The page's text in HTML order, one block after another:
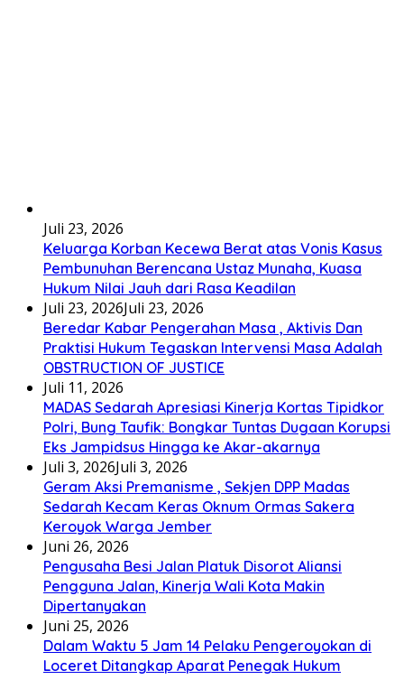
Juli 23, 2026
Keluarga Korban Kecewa Berat atas Vonis Kasus
Pembunuhan Berencana Ustaz Munaha, Kuasa
Hukum Nilai Jauh dari Rasa Keadilan
Juli 23, 2026Juli 23, 2026
Beredar Kabar Pengerahan Masa , Aktivis Dan
Praktisi Hukum Tegaskan Intervensi Masa Adalah
OBSTRUCTION OF JUSTICE
Juli 11, 2026
MADAS Sedarah Apresiasi Kinerja Kortas Tipidkor
Polri, Bung Taufik: Bongkar Tuntas Dugaan Korupsi
Eks Jampidsus Hingga ke Akar-akarnya
Juli 3, 2026Juli 3, 2026
Geram Aksi Premanisme , Sekjen DPP Madas
Sedarah Kecam Keras Oknum Ormas Sakera
Keroyok Warga Jember
Juni 26, 2026
Pengusaha Besi Jalan Platuk Disorot Aliansi
Pengguna Jalan, Kinerja Wali Kota Makin
Dipertanyakan
Juni 25, 2026
Dalam Waktu 5 Jam 14 Pelaku Pengeroyokan di
Loceret Ditangkap Aparat Penegak Hukum